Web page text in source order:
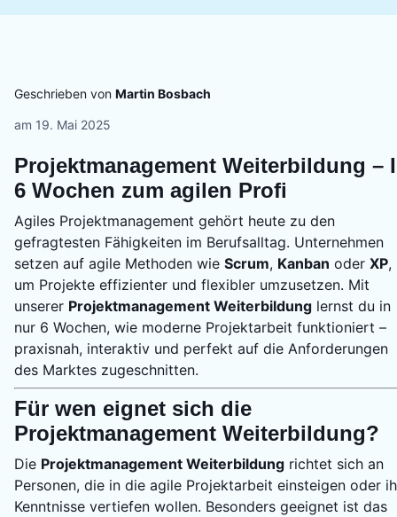
Geschrieben von Martin Bosbach
am 19. Mai 2025
Projektmanagement Weiterbildung –
6 Wochen zum agilen Profi
Agiles Projektmanagement gehört heute zu den
gefragtesten Fähigkeiten im Berufsalltag. Unternehmen
setzen auf agile Methoden wie Scrum, Kanban oder XP,
um Projekte effizienter und flexibler umzusetzen. Mit
unserer Projektmanagement Weiterbildung lernst du in
nur 6 Wochen, wie moderne Projektarbeit funktioniert –
praxisnah, interaktiv und perfekt auf die Anforderungen
des Marktes zugeschnitten.
Für wen eignet sich die
Projektmanagement Weiterbildung?
Die Projektmanagement Weiterbildung richtet sich an
Personen, die in die agile Projektarbeit einsteigen oder
Kenntnisse vertiefen wollen. Besonders geeignet ist das